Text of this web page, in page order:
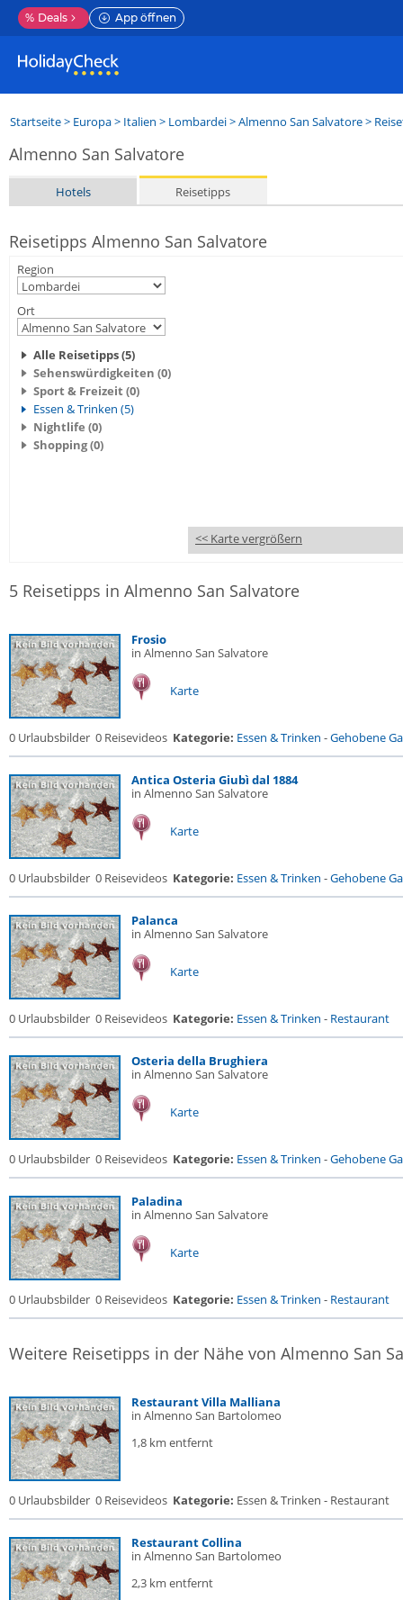
% Deals App öffnen
Startseite> Europa> Italien > Lombardei>Almenno San Salvatore>
Almenno San Salvatore
Hotels Reisetipps
Reisetipps Almenno San Salvatore
Region
Ort
Alle Reisetipps (5)
Sehenswürdigkeiten (0)
Sport & Freizeit (0)
Essen & Trinken (5)
Nightlife (0)
Shopping (0)
<< Karte vergrößern
5 Reisetipps in Almenno San Salvatore
Frosio
in Almenno San Salvatore
Karte
0 Urlaubsbilder 0 Reisevideos Kategorie: Essen & Trinken -Gehobene
Antica Osteria Giubì dal 1884
in Almenno San Salvatore
Karte
0 Urlaubsbilder 0 Reisevideos Kategorie: Essen & Trinken -Gehobene
Palanca
in Almenno San Salvatore
Karte
0 Urlaubsbilder 0 Reisevideos Kategorie: Essen & Trinken - Restaurant
Osteria della Brughiera
in Almenno San Salvatore
Karte
0 Urlaubsbilder 0 Reisevideos Kategorie: Essen & Trinken -Gehobene
Paladina
in Almenno San Salvatore
Karte
0 Urlaubsbilder 0 Reisevideos Kategorie: Essen & Trinken - Restaurant
Weitere Reisetipps in der Nähe von Almenno San
Restaurant Villa Malliana
in Almenno San Bartolomeo
1,8 km entfernt
0 Urlaubsbilder 0 Reisevideos Kategorie: Essen & Trinken - Restaurant
Restaurant Collina
in Almenno San Bartolomeo
2,3 km entfernt